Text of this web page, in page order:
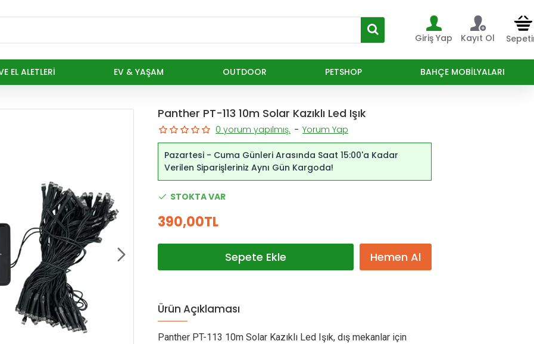
Giriş Yap Kayıt Ol
EL ALETLERI EV & YAŞAM OUTDOOR PETSHOP BAHÇE MOBILYALARI
Panther PT-113 10m Solar Kazıklı Led Işık
Pazartesi - Cuma Günleri Arasında Saat 15:00'a Kadar
Verilen Siparişleriniz Aynı Gün Kargoda!
STOKTA VAR
0 yorum yapılmış. - Yorum Yap
390,00TL
Sepete Ekle Hemen Al
Ürün Açıklaması
Panther PT-113 10m Solar Kazıklı Led Işık, dış mekanlar için